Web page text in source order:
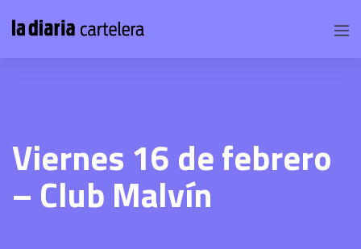
Viernes 16 de febrero
– Club Malvín